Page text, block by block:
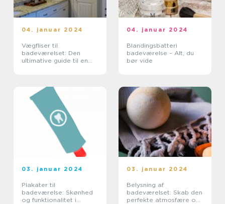
04. januar 2024
Vægfliser til
badeværelset: Den
ultimative guide til en
04. januar 2024
Blandingsbatteri
badeværelse – Alt, du
bør vide
03. januar 2024
Plakater til
badeværelse: Skønhed
og funktionalitet i
03. januar 2024
Belysning af
badeværelset: Skab den
perfekte atmosfære og